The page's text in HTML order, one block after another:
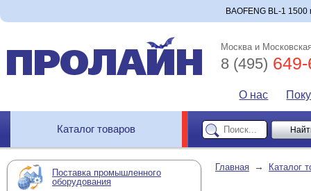
BAOFENG BL-1
Москва и
8 (495)
О нас
Каталог товаров
Поставка промышленного
оборудования
Главная → Каталог